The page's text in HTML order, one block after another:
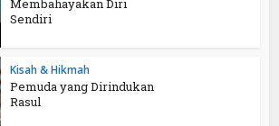
Membahayakan Diri
Sendiri
Kisah & Hikmah
Pemuda yang Dirindukan
Rasul